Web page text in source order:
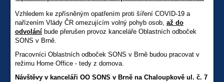
Vzhledem ke zpřísněným opatřením proti šíření COVID-19 a
nařízením Vlády ČR omezujícím volný pohyb osob, až do
odvolání bude přerušen provoz kanceláře Oblastních odboček
SONS v Brně.
Pracovníci Oblastních odboček SONS v Brně budou pracovat v
režimu Home Office - tedy z domova.
Návštěvy v kanceláři OO SONS v Brně na Chaloupkově ul. č. 7